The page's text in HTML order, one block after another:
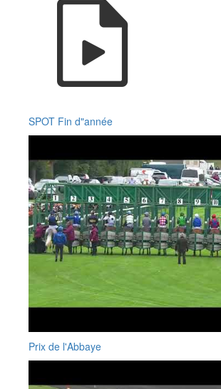
SPOT Fin d"année
Prix de l'Abbaye